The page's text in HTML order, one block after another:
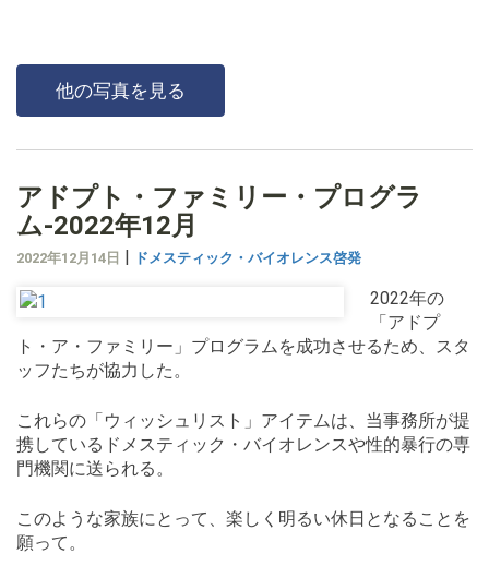
他の写真を見る
アドプト・ファミリー・プログラ
ム-2022年12月
2022年12月14日 | ドメスティック・バイオレンス啓発
2022年の
「アドプ
ト・ア・ファミリー」プログラムを成功させるため、スタ
ッフたちが協力した。
これらの「ウィッシュリスト」アイテムは、当事務所が提
携しているドメスティック・バイオレンスや性的暴行の専
門機関に送られる。
このような家族にとって、楽しく明るい休日となることを
願って。